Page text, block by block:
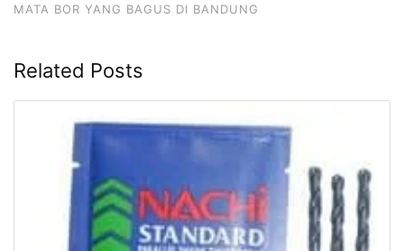
MATA BOR YANG BAGUS DI BANDUNG
Related Posts